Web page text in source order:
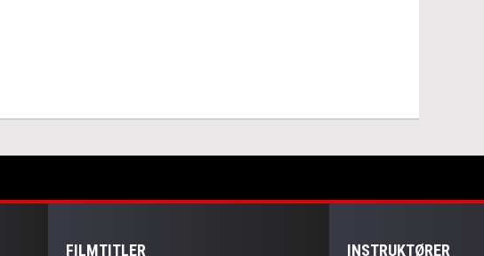
FILMTITLER INSTRUKTØRER